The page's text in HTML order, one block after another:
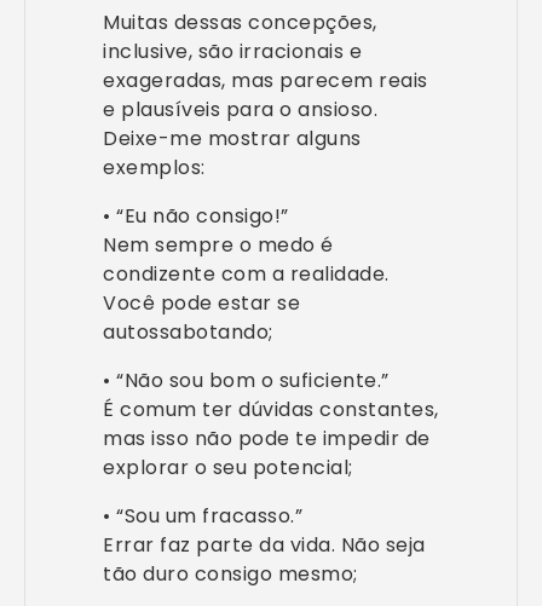
Muitas dessas concepções,
inclusive, são irracionais e
exageradas, mas parecem reais
e plausíveis para o ansioso.
Deixe-me mostrar alguns
exemplos:
• “Eu não consigo!”
Nem sempre o medo é
condizente com a realidade.
Você pode estar se
autossabotando;
• “Não sou bom o suficiente.”
É comum ter dúvidas constantes,
mas isso não pode te impedir de
explorar o seu potencial;
• “Sou um fracasso.”
Errar faz parte da vida. Não seja
tão duro consigo mesmo;